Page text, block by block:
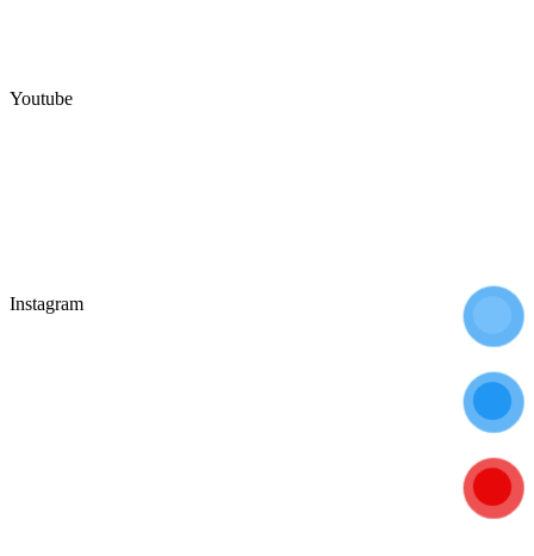
Youtube
Instagram